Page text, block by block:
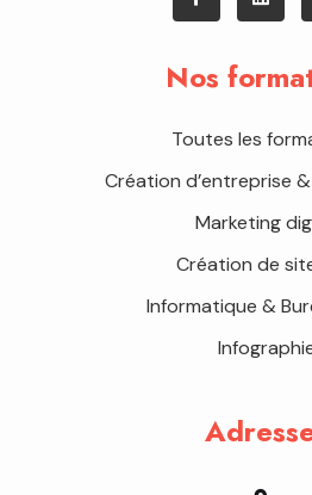
Nos
Toutes les
Création d’entreprise
Marketing
Création de
Informatique &